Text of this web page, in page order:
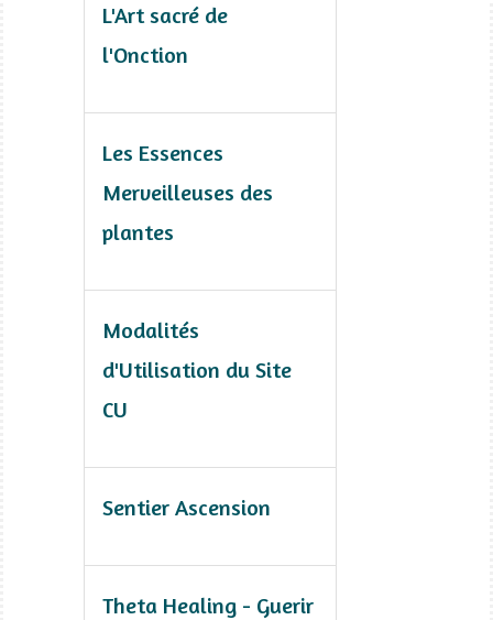
L'Art sacré de
l'Onction
Les Essences
Merveilleuses des
plantes
Modalités
d'Utilisation du Site
CU
Sentier Ascension
Theta Healing - Guerir